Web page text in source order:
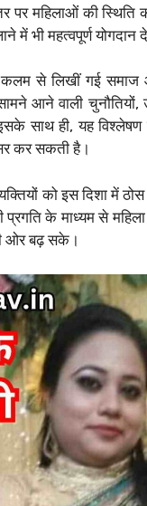
पर महिलाओं की स्थिति
में भी महत्वपूर्ण योगदान
कलम से लिखीं गई
आने वाली
साथ ही, यह
कर सकती है।
को इस दिशा में
के माध्यम से महिला
ओर बढ़ सके।